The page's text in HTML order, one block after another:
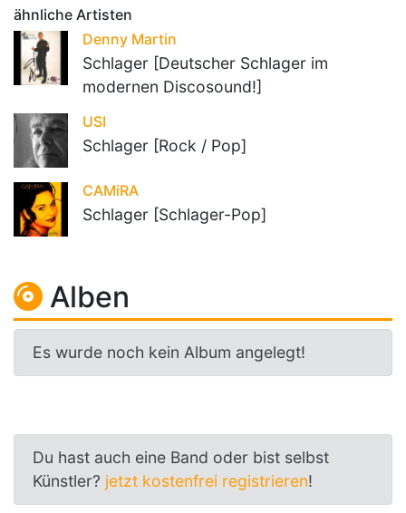
ähnliche Artisten
Denny Martin
Schlager [Deutscher Schlager im
modernen Discosound!]
USI
Schlager [Rock / Pop]
CAMiRA
Schlager [Schlager-Pop]
Alben
Es wurde noch kein Album angelegt!
Du hast auch eine Band oder bist selbst
Künstler? jetzt kostenfrei registrieren!